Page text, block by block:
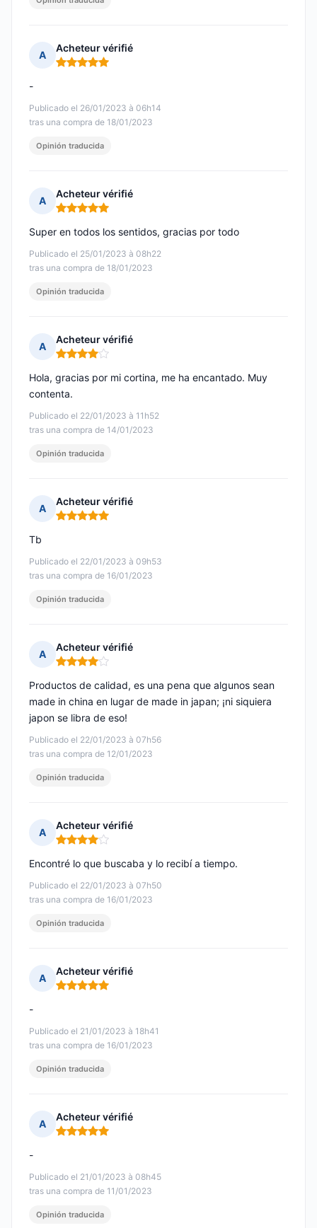
A
Acheteur vérifié
Nota: 5 de 5
Publicado el 26/01/2023 à 06h14
tras una compra de 18/01/2023
-
Opinión traducida
A
Acheteur vérifié
Nota: 5 de 5
Publicado el 25/01/2023 à 08h22
tras una compra de 18/01/2023
Super en todos los sentidos, gracias por todo
Opinión traducida
A
Acheteur vérifié
Nota: 4 de 5
Publicado el 22/01/2023 à 11h52
tras una compra de 14/01/2023
Hola, gracias por mi cortina, me ha encantado. Muy
contenta.
Opinión traducida
A
Acheteur vérifié
Nota: 5 de 5
Publicado el 22/01/2023 à 09h53
tras una compra de 16/01/2023
Tb
Opinión traducida
A
Acheteur vérifié
Nota: 4 de 5
Publicado el 22/01/2023 à 07h56
tras una compra de 12/01/2023
Productos de calidad, es una pena que algunos sean
made in china en lugar de made in japan; ¡ni siquiera
japon se libra de eso!
Opinión traducida
A
Acheteur vérifié
Nota: 4 de 5
Publicado el 22/01/2023 à 07h50
tras una compra de 16/01/2023
Encontré lo que buscaba y lo recibí a tiempo.
Opinión traducida
A
Acheteur vérifié
Nota: 5 de 5
Publicado el 21/01/2023 à 18h41
tras una compra de 16/01/2023
-
Opinión traducida
A
Acheteur vérifié
Nota: 5 de 5
Publicado el 21/01/2023 à 08h45
tras una compra de 11/01/2023
-
Opinión traducida